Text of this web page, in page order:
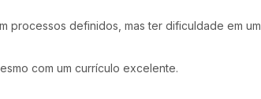
processos definidos, mas ter dificuldade em um
com um currículo excelente.